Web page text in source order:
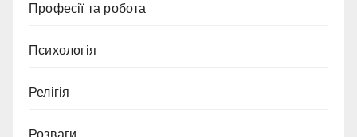
Професії та робота
Психологія
Релігія
Розваги